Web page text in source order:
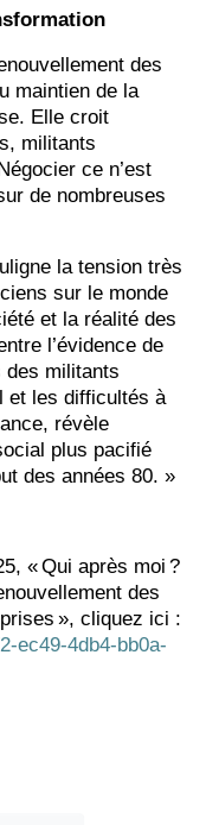
des
maintien de la
Elle croit
militants
ce n’est
de nombreuses
la tension très
sur le monde
et la réalité des
l’évidence de
des militants
et les difficultés à
révèle
plus pacifié
des années 80. »
« Qui après moi ?
des
», cliquez ici :
ec49-4db4-bb0a-